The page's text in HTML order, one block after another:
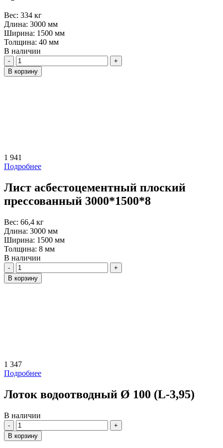
Вес: 334 кг
Длина: 3000 мм
Ширина: 1500 мм
Толщина: 40 мм
В наличии
Количество
В корзину
1 941
Подробнее
Лист асбестоцементный плоский
прессованный 3000*1500*8
Вес: 66,4 кг
Длина: 3000 мм
Ширина: 1500 мм
Толщина: 8 мм
В наличии
Количество
В корзину
1 347
Подробнее
Лоток водоотводный Ø 100 (L-3,95)
В наличии
Количество
В корзину